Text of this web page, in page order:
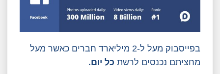
בפייסבוק מעל ל-2 מיליארד חברים כאשר מעל
מחציתם נכנסים לרשת כל יום.